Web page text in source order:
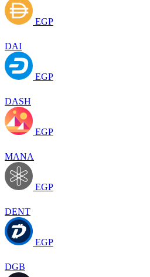
EGP
DAI
EGP
DASH
EGP
MANA
EGP
DENT
EGP
DGB